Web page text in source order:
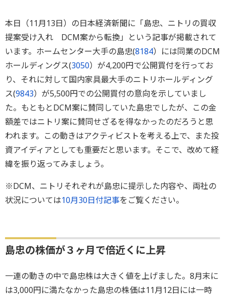
本日（11月13日）の日本経済新聞に「島忠、ニトリの買収
提案受け入れ DCM案から転換」という記事が掲載されて
います。ホームセンター大手の島忠(8184）には同業のDCM
ホールディングス(3050）が4,200円で公開買付を行ってお
り、それに対して国内家具最大手のニトリホールディング
ス(9843）が5,500円での公開買付の意向を示していまし
た。もともとDCM案に賛同していた島忠でしたが、この金
額差ではニトリ案に賛同せざるを得なかったのだろうと思
われます。この動きはアクティビストを考える上で、また投
資アイディアとしても重要だと思います。そこで、改めて経
緯を振り返ってみましょう。
※DCM、ニトリそれぞれが島忠に提示した内容や、両社の
状況については10月30日付記事をご覧ください。
島忠の株価が３ヶ月で倍近くに上昇
一連の動きの中で島忠株は大きく値を上げました。8月末に
は3,000円に満たなかった島忠の株価は11月12日には一時